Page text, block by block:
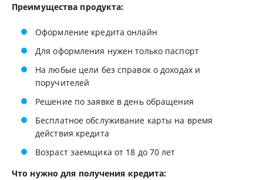
Преимущества продукта:
Оформление кредита онлайн
Для оформления нужен только паспорт
На любые цели без справок о доходах и
поручителей
Решение по заявке в день обращения
Бесплатное обслуживание карты на время
действия кредита
Возраст заемщика от 18 до 70 лет
Что нужно для получения кредита: